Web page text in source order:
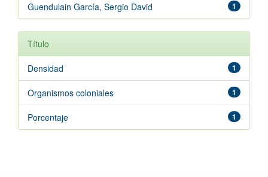
1
Guendulain García, Sergio David
Título
1
Densidad
1
Organismos coloniales
1
Porcentaje